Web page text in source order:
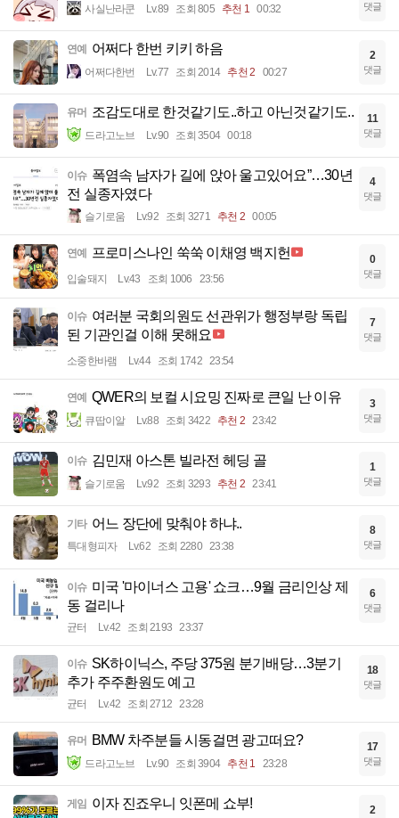
사실난라쿤 Lv.89 조회 805 추천 1 00:32 댓글
연예 어쩌다 한번 키키 하음
어쩌다한번 Lv.77 조회 2014 추천 2 00:27
2
댓글
유머 조감도대로 한것같기도..하고 아닌것같기도..
드라고노브 Lv.90 조회 3504 00:18
11
댓글
이슈 폭염속 남자가 길에 앉아 울고있어요”…30년
전 실종자였다
슬기로움 Lv.92 조회 3271 추천 2 00:05
4
댓글
연예 프로미스나인 쑥쑥 이채영 백지헌
입술돼지 Lv.43 조회 1006 23:56
0
댓글
이슈 여러분 국회의원도 선관위가 행정부랑 독립
된 기관인걸 이해 못해요
소중한바램 Lv.44 조회 1742 23:54
7
댓글
연예 QWER의 보컬 시요밍 진짜로 큰일 난 이유
큐땁이알 Lv.88 조회 3422 추천 2 23:42
3
댓글
이슈 김민재 아스톤 빌라전 헤딩 골
슬기로움 Lv.92 조회 3293 추천 2 23:41
1
댓글
기타 어느 장단에 맞춰야 하냐..
특대형피자 Lv.62 조회 2280 23:38
8
댓글
이슈 미국 '마이너스 고용' 쇼크…9월 금리인상 제
동 걸리나
균터 Lv.42 조회 2193 23:37
6
댓글
이슈 SK하이닉스, 주당 375원 분기배당…3분기
추가 주주환원도 예고
균터 Lv.42 조회 2712 23:28
18
댓글
유머 BMW 차주분들 시동걸면 광고떠요?
드라고노브 Lv.90 조회 3904 추천 1 23:28
17
댓글
게임 이자 진죠우니 잇폰메 쇼부! 2